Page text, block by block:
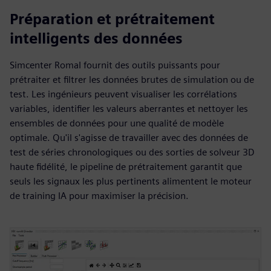
Préparation et prétraitement
intelligents des données
Simcenter RomaI fournit des outils puissants pour
prétraiter et filtrer les données brutes de simulation ou de
test. Les ingénieurs peuvent visualiser les corrélations
variables, identifier les valeurs aberrantes et nettoyer les
ensembles de données pour une qualité de modèle
optimale. Qu'il s'agisse de travailler avec des données de
test de séries chronologiques ou des sorties de solveur 3D
haute fidélité, le pipeline de prétraitement garantit que
seuls les signaux les plus pertinents alimentent le moteur
de training IA pour maximiser la précision.